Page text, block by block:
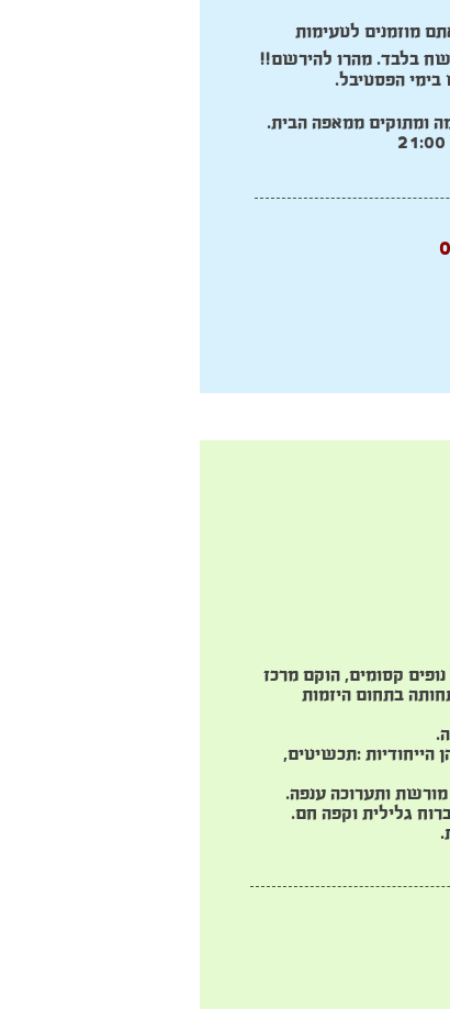
הפסטיבל, ביום שישי 27.7 בשעות 14:00-11:00 אתם מוזמנים לטעימות
בימי הפסטיבל.
ומתוקים ממאפה הבית.
קסומים, הוקם מרכז
בתחום היזמות
הייחודיות :תכשיטים,
מורשת ותערוכה ענפה.
גלילית וקפה חם.